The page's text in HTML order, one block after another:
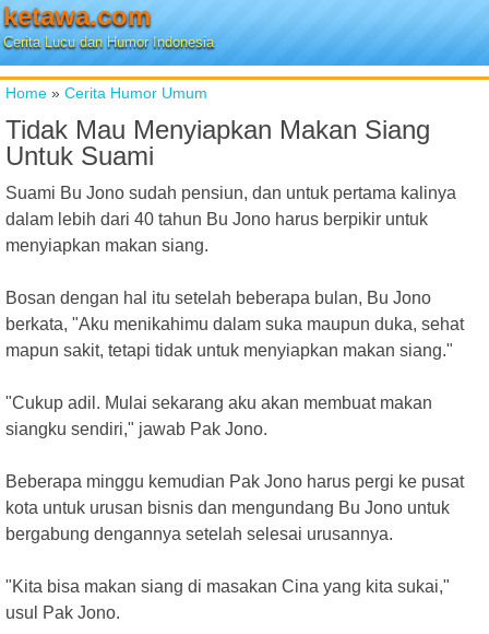
ketawa.com
Cerita Lucu dan Humor Indonesia
Home » Cerita Humor Umum
Tidak Mau Menyiapkan Makan Siang
Untuk Suami
Suami Bu Jono sudah pensiun, dan untuk pertama kalinya
dalam lebih dari 40 tahun Bu Jono harus berpikir untuk
menyiapkan makan siang.
Bosan dengan hal itu setelah beberapa bulan, Bu Jono
berkata, "Aku menikahimu dalam suka maupun duka, sehat
mapun sakit, tetapi tidak untuk menyiapkan makan siang."
"Cukup adil. Mulai sekarang aku akan membuat makan
siangku sendiri," jawab Pak Jono.
Beberapa minggu kemudian Pak Jono harus pergi ke pusat
kota untuk urusan bisnis dan mengundang Bu Jono untuk
bergabung dengannya setelah selesai urusannya.
"Kita bisa makan siang di masakan Cina yang kita sukai,"
usul Pak Jono.